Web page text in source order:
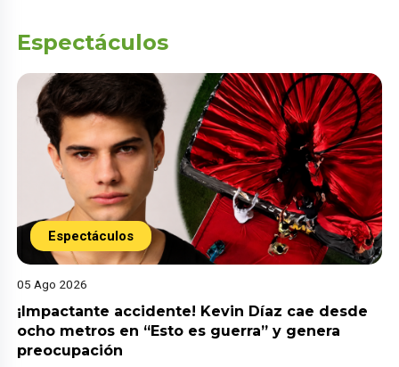
Espectáculos
Espectáculos
05 Ago 2026
¡Impactante accidente! Kevin Díaz cae desde
ocho metros en “Esto es guerra” y genera
preocupación